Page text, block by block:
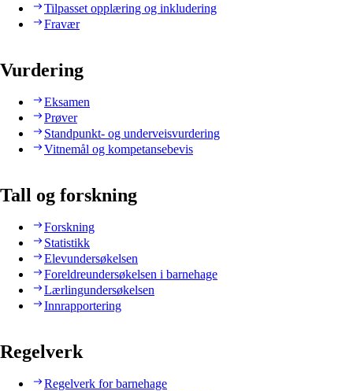
Tilpasset opplæring og inkludering
Fravær
Vurdering
Eksamen
Prøver
Standpunkt- og underveisvurdering
Vitnemål og kompetansebevis
Tall og forskning
Forskning
Statistikk
Elevundersøkelsen
Foreldreundersøkelsen i barnehage
Lærlingundersøkelsen
Innrapportering
Regelverk
Regelverk for barnehage